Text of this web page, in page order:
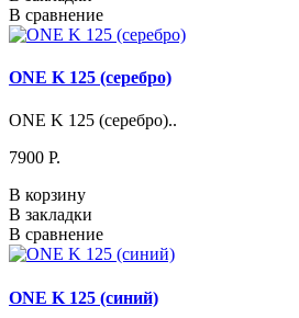
В сравнение
ONE K 125 (серебро)
ONE K 125 (серебро)..
7900 P.
В корзину
В закладки
В сравнение
ONE K 125 (синий)